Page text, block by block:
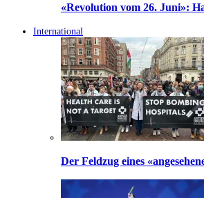
«Revolution vom 26. Juni»:
International
Der Feldzug eines